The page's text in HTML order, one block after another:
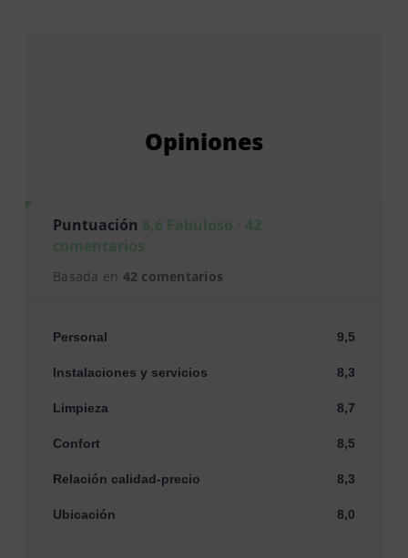
Opiniones
Puntuación 8,6 Fabuloso · 42
comentarios
Basada en 42 comentarios
Personal 9,5
Instalaciones y servicios 8,3
Limpieza 8,7
Confort 8,5
Relación calidad-precio 8,3
Ubicación 8,0